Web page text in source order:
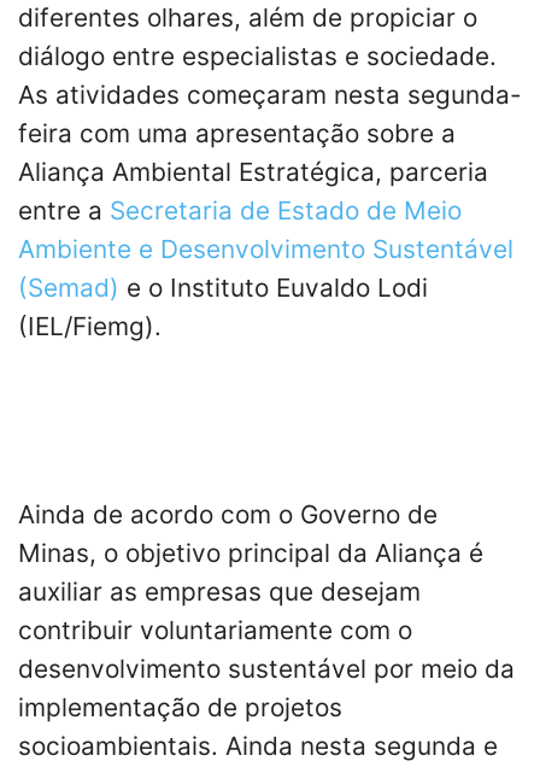
diferentes olhares, além de propiciar o
diálogo entre especialistas e sociedade.
As atividades começaram nesta segunda-
feira com uma apresentação sobre a
Aliança Ambiental Estratégica, parceria
entre a Secretaria de Estado de Meio
Ambiente e Desenvolvimento Sustentável
(Semad) e o Instituto Euvaldo Lodi
(IEL/Fiemg).
Ainda de acordo com o Governo de
Minas, o objetivo principal da Aliança é
auxiliar as empresas que desejam
contribuir voluntariamente com o
desenvolvimento sustentável por meio da
implementação de projetos
socioambientais. Ainda nesta segunda e